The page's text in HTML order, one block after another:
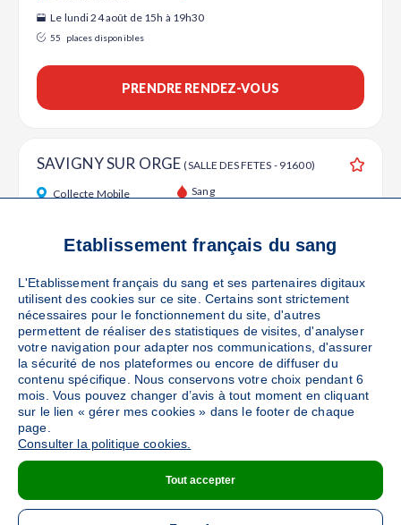
Le lundi 24 août de 15h à 19h30
55 places disponibles
PRENDRE RENDEZ-VOUS
SAVIGNY SUR ORGE(SALLE DES FETES - 91600)
Collecte Mobile Sang
places disponibles
PRENDRE RENDEZ-VOUS
SAVIGNY SUR ORGE(COMPLEXE MUNICIPAL
JEAN MOULIN - 91600)
Collecte Mobile Sang
Le mercredi 02 septembre de 15h30 à 20h
PRENDRE RENDEZ-VOUS
Etablissement français du sang
L'Etablissement français du sang et ses partenaires digitaux
utilisent des cookies sur ce site. Certains sont strictement
nécessaires pour le fonctionnement du site, d'autres
permettent de réaliser des statistiques de visites, d'analyser
votre navigation pour adapter nos communications, d'assurer
la sécurité de nos plateformes ou encore de diffuser du
contenu spécifique. Nous conservons votre choix pendant 6
mois. Vous pouvez changer d’avis à tout moment en cliquant
sur le lien « gérer mes cookies » dans le footer de chaque
page.
Consulter la politique cookies.
Tout accepter